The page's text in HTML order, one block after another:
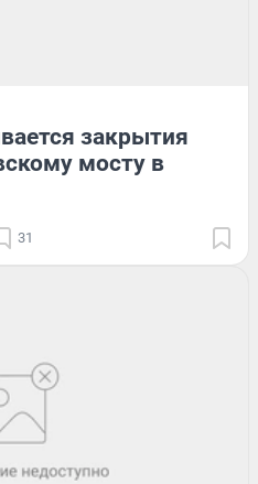
закрытия
мосту в
31